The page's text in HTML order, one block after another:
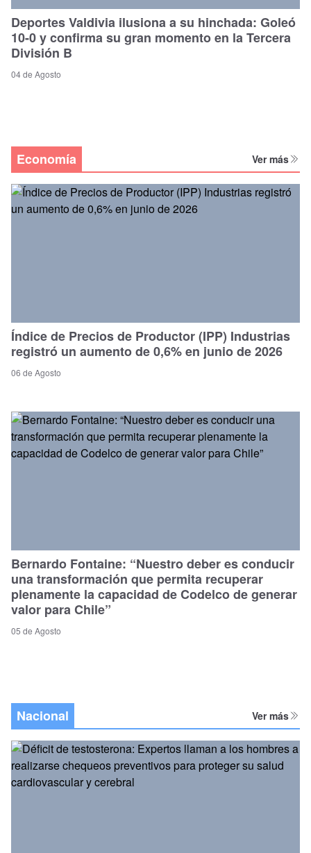
Deportes Valdivia ilusiona a su hinchada: Goleó
10-0 y confirma su gran momento en la Tercera
División B
04 de Agosto
Economía Ver más
Índice de Precios de Productor (IPP) Industrias
registró un aumento de 0,6% en junio de 2026
06 de Agosto
Bernardo Fontaine: “Nuestro deber es conducir
una transformación que permita recuperar
plenamente la capacidad de Codelco de generar
valor para Chile”
05 de Agosto
Nacional Ver más